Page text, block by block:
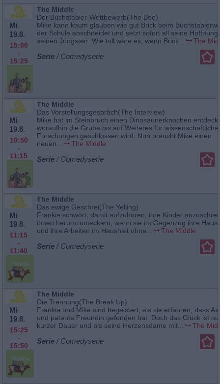
Mi
19.8.
15:00
-
15:25
The Middle
Der Buchstabier-Wettbewerb(The Bee)
Mike kann kaum glauben wie gut Brick beim
der Schule abschneidet und setzt sofort all seine
seinen Jüngsten. Wie toll wäre es, wenn Brick...
The
Serie / Comedyserie
Mi
19.8.
10:50
-
11:15
The Middle
Das Vorstellungsgespräch(The Interview)
Mike hat im Steinbruch einen Dinosaurierknochen
woraufhin die Grube bis auf Weiteres für wissenschaftliche
Forschungen geschlossen wird. Nun braucht Mike einen
neuen...
The Middle
Serie / Comedyserie
Mi
19.8.
11:15
-
11:40
The Middle
Das ewige Geschrei(The Yelling)
Frankie schwört, damit aufzuhören, ihre Kinder
ihnen herumzumeckern, wenn sie im Gegenzug ihre
und ihre Arbeiten im Haushalt ohne...
The Middle
Serie / Comedyserie
Mi
19.8.
15:25
-
15:50
The Middle
Die Trennung(The Break Up)
Frankie und Mike sind begeistert, als sie erfahren, dass
und patente Freundin gefunden hat. Doch das Glück ist
kurzer Dauer und als seine Herzensdame mit...
The
Serie / Comedyserie